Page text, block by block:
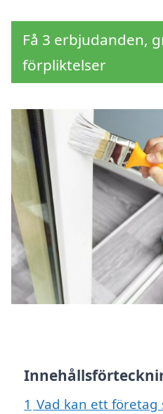
Få 3 erbjudanden,
förpliktelser
1 Vad kan ett företag